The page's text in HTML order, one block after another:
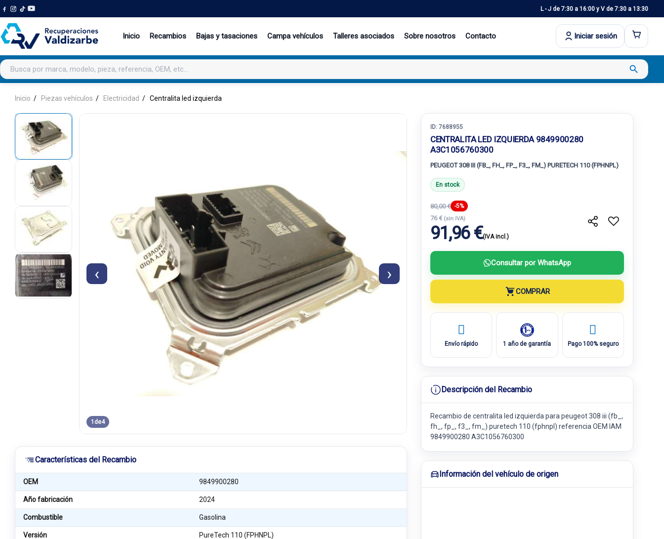
L - J de 7:30 a 16:00 y V de 7:30 a 13:30
Inicio Recambios Bajas y tasaciones Campa vehículos Talleres asociados Sobre nosotros Contacto Iniciar sesión
Buscar productos search
Inicio Piezas vehículos Electricidad Centralita led izquierda
‹ ›
1 de4
Características del Recambio
OEM 9849900280
Año fabricación 2024
Combustible Gasolina
Versión PureTech 110 (FPHNPL)
ID: 7688955
CENTRALITA LED IZQUIERDA 9849900280
A3C1056760300
PEUGEOT 308 III (FB_, FH_, FP_, F3_, FM_) PURETECH 110 (FPHNPL)
En stock
80,00 € -5%
76 € (sin IVA)
91,96 €(IVA incl.)
Consultar por WhatsApp
COMPRAR
Envío rápido 1 año de garantía Pago 100% seguro
Descripción del Recambio
Recambio de centralita led izquierda para peugeot 308 iii (fb_,
fh_, fp_, f3_, fm_) puretech 110 (fphnpl) referencia OEM IAM
9849900280 A3C1056760300
Información del vehículo de origen